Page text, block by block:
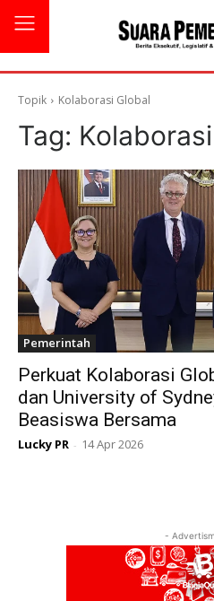
Topik Kolaborasi Global
Tag:
Pemerintah
Perkuat Kolaborasi
dan University of
Beasiswa Bersama
Lucky PR - 14 Apr 2026
-